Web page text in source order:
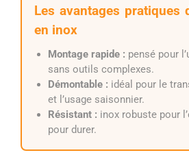
Les avantages pratiques
en inox
Montage rapide : pensé pour
sans outils complexes.
Démontable : idéal pour le
et l’usage saisonnier.
Résistant : inox robuste pour
pour durer.